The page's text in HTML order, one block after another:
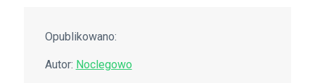
Opublikowano:
Autor: Noclegowo